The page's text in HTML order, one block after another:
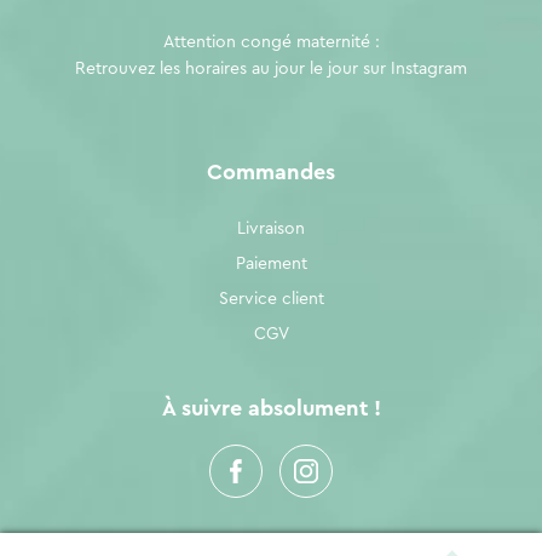
Commandes
Livraison
Paiement
Service client
CGV
À suivre absolument !
Attention congé maternité :
Retrouvez les horaires au jour le jour sur
Instagram